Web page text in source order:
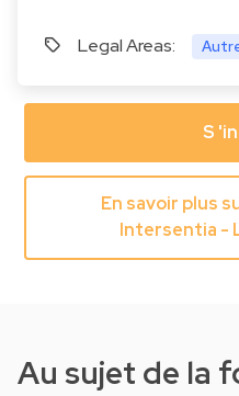
Legal Areas:
S
En savoir plus
Intersentia -
Au sujet de la